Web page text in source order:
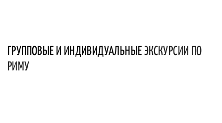
ГРУППОВЫЕ И ИНДИВИДУАЛЬНЫЕ ЭКСКУРСИИ ПО
РИМУ